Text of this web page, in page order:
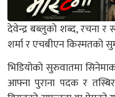
देवेन्द्र बब्लुको शब्द, रचना
शर्मा र एचबीएन किस्मतको
भिडियोको सुरुवातमा
आफ्ना पुराना पदक र